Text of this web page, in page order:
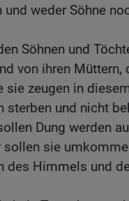
weder Söhne
Söhnen und
von ihren Müttern,
sie zeugen in
sterben und nicht
Dung werden
sollen sie
des Himmels und